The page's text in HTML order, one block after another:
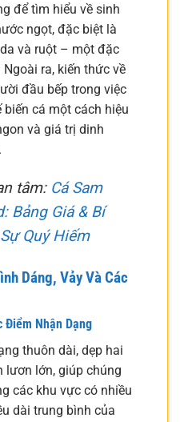
để tìm hiểu về sinh
ngọt, đặc biệt là
và ruột – một đặc
ra, kiến thức về
đầu bếp trong việc
biến cá một cách hiệu
và giá trị dinh
tâm: Cá Sam
Bảng Giá & Bí
Quý Hiếm
Dáng, Vảy Và Các
Điểm Nhận Dạng
thuôn dài, dẹp hai
lươn lớn, giúp chúng
các khu vực có nhiều
dài trung bình của